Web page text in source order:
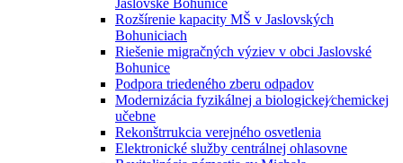
Jaslovské Bohunice
Rozšírenie kapacity MŠ v Jaslovských
Bohuniciach
Riešenie migračných výziev v obci Jaslovské
Bohunice
Podpora triedeného zberu odpadov
Modernizácia fyzikálnej a biologickej⁄chemickej
učebne
Rekonštrrukcia verejného osvetlenia
Elektronické služby centrálnej ohlasovne